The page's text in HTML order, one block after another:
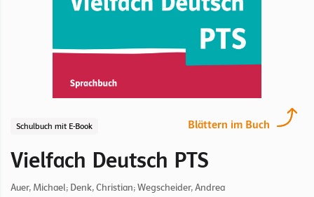
Blättern im Buch
Schulbuch mit E-Book
Vielfach Deutsch PTS
Auer, Michael; Denk, Christian; Wegscheider, Andrea